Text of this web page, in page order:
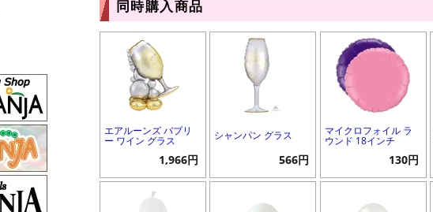
同時購入商品
エアルーンズ バブリ
ー ワイン グラス
1,966円
シャンパン グラス
566円
マイクロフォイル ラ
ウンド 18インチ
130円